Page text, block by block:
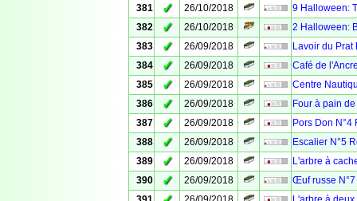
381
✓ 26/10/2018
9 Halloween:
382
✓ 26/10/2018
2 Halloween:
383
✓ 26/09/2018
Lavoir du Prat
384
✓ 26/09/2018
Café de
385
✓ 26/09/2018
Centre
386
✓ 26/09/2018
Four à pain
387
✓ 26/09/2018
Pors Don N°4
388
✓ 26/09/2018
Escalier N°5
389
✓ 26/09/2018
L'arbre à
390
✓ 26/09/2018
Œuf russe N°7